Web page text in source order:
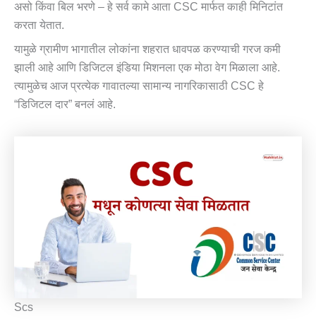
असो किंवा बिल भरणे – हे सर्व कामे आता CSC मार्फत काही मिनिटांत
करता येतात.
यामुळे ग्रामीण भागातील लोकांना शहरात धावपळ करण्याची गरज कमी
झाली आहे आणि डिजिटल इंडिया मिशनला एक मोठा वेग मिळाला आहे.
त्यामुळेच आज प्रत्येक गावातल्या सामान्य नागरिकासाठी CSC हे
“डिजिटल दार” बनलं आहे.
Scs